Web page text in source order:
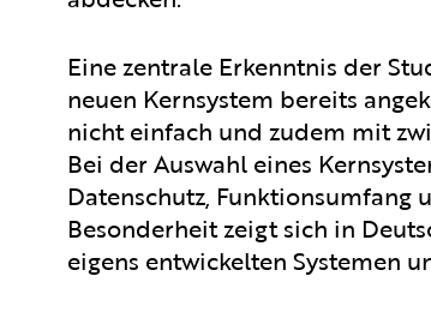
Eine zentrale Erkenntnis der
neuen Kernsystem bereits
nicht einfach und zudem mit
Bei der Auswahl eines
Datenschutz, Funktionsumfang
Besonderheit zeigt sich in
eigens entwickelten Systemen